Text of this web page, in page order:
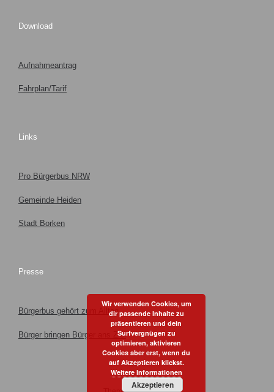
Download
Aufnahmeantrag
Fahrplan/Tarif
Links
Pro Bürgerbus NRW
Gemeinde Heiden
Stadt Borken
Presse
Bürgerbus gehört zum Alltag
Bürger bringen Bürger ans Ziel
Wir verwenden Cookies, um
dir passende Inhalte zu
präsentieren und dein
Surfvergnügen zu
optimieren, aktivieren
Cookies aber erst, wenn du
auf Akzeptieren klickst.
Weitere Informationen
Akzeptieren